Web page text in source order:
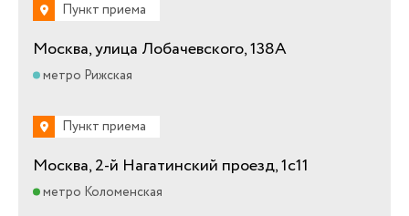
Пункт приема
Москва, улица Лобачевского, 138А
метро Рижская
Пункт приема
Москва, 2-й Нагатинский проезд, 1с11
метро Коломенская